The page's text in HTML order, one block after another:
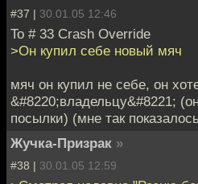
#37 | 30.01.05 12:46
To # 33 Crash Override
>Он купил себе новый мяч
мяч он купил не себе, он
&#8220;владельцу&#8221;
посылки) (мне так
Жучка-Призрак »
#38 | 30.01.05 12:59